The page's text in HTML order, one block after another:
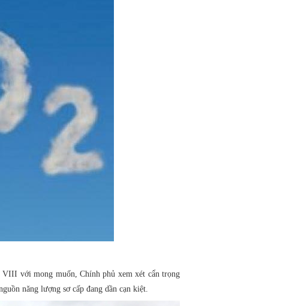
VIII với mong muốn, Chính phủ xem xét cẩn trọng
năng lượng sơ cấp đang dần cạn kiệt.